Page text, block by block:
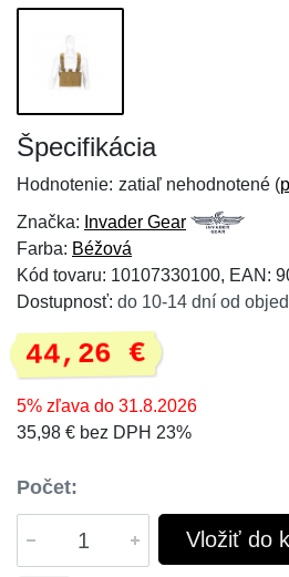
Špecifikácia
Hodnotenie: zatiaľ nehodnotené (
Značka: Invader Gear
Farba: Béžová
Kód tovaru: 10107330100, EAN:
Dostupnosť: do 10-14 dní od
44,26 €
5% zľava do 31.8.2026
35,98 € bez DPH 23%
Počet:
Vložiť do